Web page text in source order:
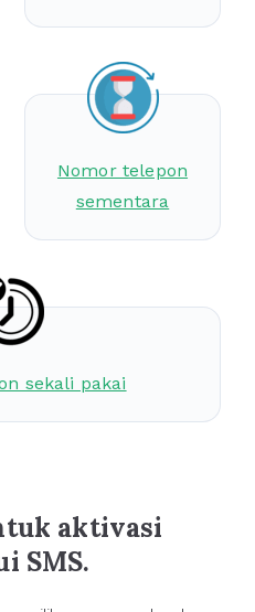
Nomor telepon
sementara
sekali pakai
aktivasi
SMS.